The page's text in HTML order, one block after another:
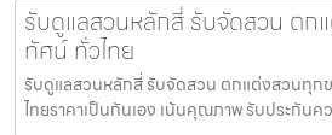
รับดูแลสวนหลักสี่ รับจัดสวน ตก
ทัศน์ ทั่วไทย
รับดูแลสวนหลักสี่ รับจัดสวน ตกแต่งสวนทุ
ไทยราคาเป็นกันเอง เน้นคุณภาพ รับประกันค